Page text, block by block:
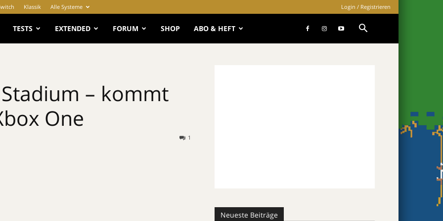
Klassik Alle Systeme Login / Registrieren
TESTS EXTENDED FORUM SHOP ABO & HEFT
– kommt
One
1
Neueste Beiträge